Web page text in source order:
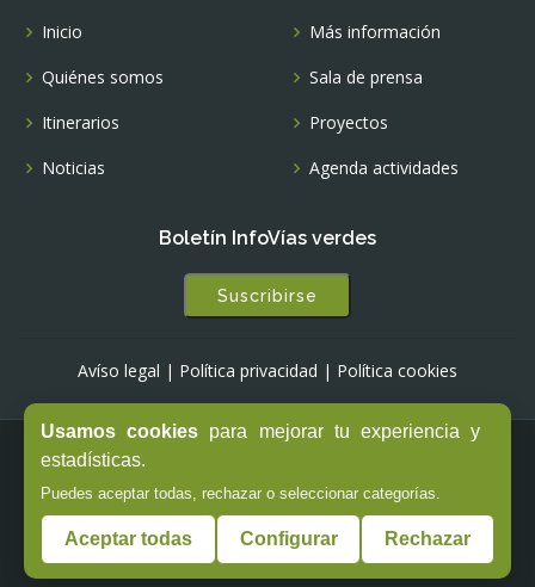
Usamos cookies para mejorar tu experiencia y
estadísticas.
Puedes aceptar todas, rechazar o seleccionar categorías.
Aceptar todas Configurar Rechazar
Inicio
Quiénes somos
Itinerarios
Noticias
Más información
Sala de prensa
Proyectos
Agenda actividades
Boletín InfoVías verdes
Suscribirse
Avíso legal | Política privacidad | Política cookies
© Copyright -